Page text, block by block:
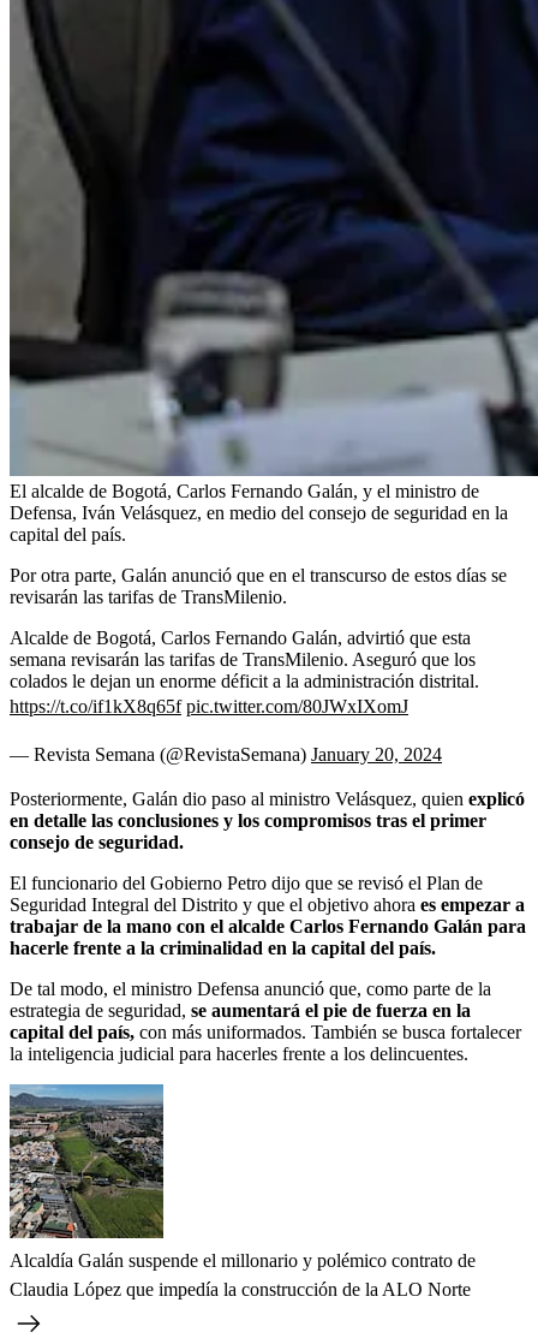
El alcalde de Bogotá, Carlos Fernando Galán, y el ministro de
Defensa, Iván Velásquez, en medio del consejo de seguridad en la
capital del país.
Por otra parte, Galán anunció que en el transcurso de estos días se
revisarán las tarifas de TransMilenio.
Alcalde de Bogotá, Carlos Fernando Galán, advirtió que esta
semana revisarán las tarifas de TransMilenio. Aseguró que los
colados le dejan un enorme déficit a la administración distrital.
https://t.co/if1kX8q65f pic.twitter.com/80JWxIXomJ
— Revista Semana (@RevistaSemana) January 20, 2024
Posteriormente, Galán dio paso al ministro Velásquez, quien explicó
en detalle las conclusiones y los compromisos tras el primer
consejo de seguridad.
El funcionario del Gobierno Petro dijo que se revisó el Plan de
Seguridad Integral del Distrito y que el objetivo ahora es empezar a
trabajar de la mano con el alcalde Carlos Fernando Galán para
hacerle frente a la criminalidad en la capital del país.
De tal modo, el ministro Defensa anunció que, como parte de la
estrategia de seguridad, se aumentará el pie de fuerza en la
capital del país, con más uniformados. También se busca fortalecer
la inteligencia judicial para hacerles frente a los delincuentes.
Alcaldía Galán suspende el millonario y polémico contrato de
Claudia López que impedía la construcción de la ALO Norte